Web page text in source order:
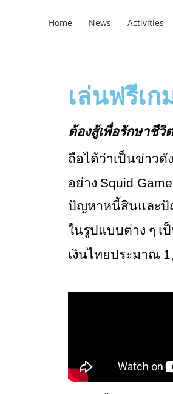
Home News Activities
เล่นฟรีเ
ต้องสู้เพื่อรักษาชี
ถือได้ว่าเป็นข่าว
อย่าง Squid Game
ปัญหาหนี้สินและปั
ในรูปแบบต่าง ๆ เ
เงินไทยประมาณ